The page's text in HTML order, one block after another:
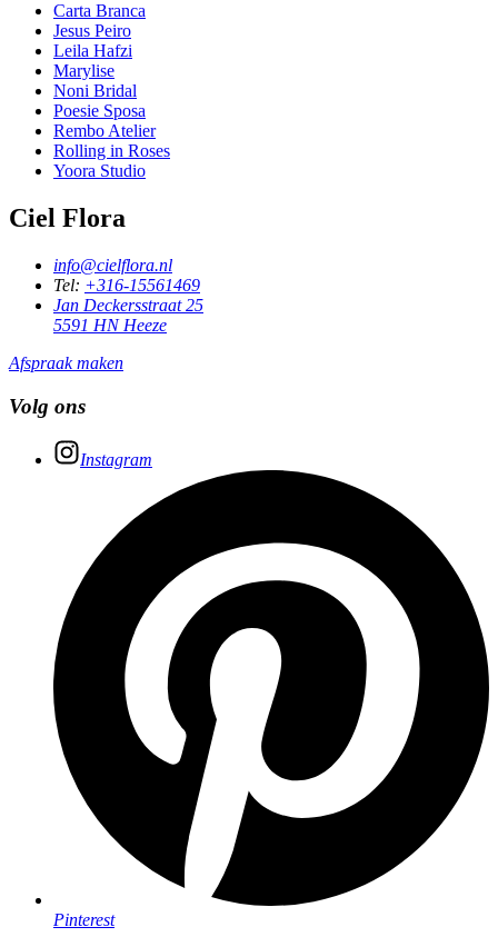
Carta Branca
Jesus Peiro
Leila Hafzi
Marylise
Noni Bridal
Poesie Sposa
Rembo Atelier
Rolling in Roses
Yoora Studio
Ciel Flora
info@cielflora.nl
Tel: +316-15561469
Jan Deckersstraat 25
5591 HN Heeze
Afspraak maken
Volg ons
Instagram
Pinterest